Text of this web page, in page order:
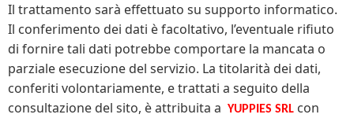
Il trattamento sarà effettuato su supporto informatico.
Il conferimento dei dati è facoltativo, l’eventuale rifiuto
di fornire tali dati potrebbe comportare la mancata o
parziale esecuzione del servizio. La titolarità dei dati,
conferiti volontariamente, e trattati a seguito della
consultazione del sito, è attribuita a YUPPIES SRL con